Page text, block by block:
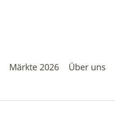
Märkte 2026 Über uns